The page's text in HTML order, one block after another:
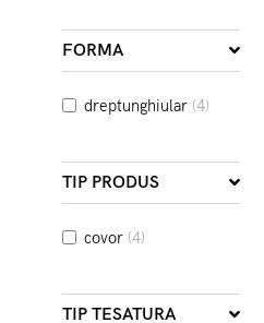
FORMA
dreptunghiular (4)
TIP PRODUS
covor (4)
TIP TESATURA